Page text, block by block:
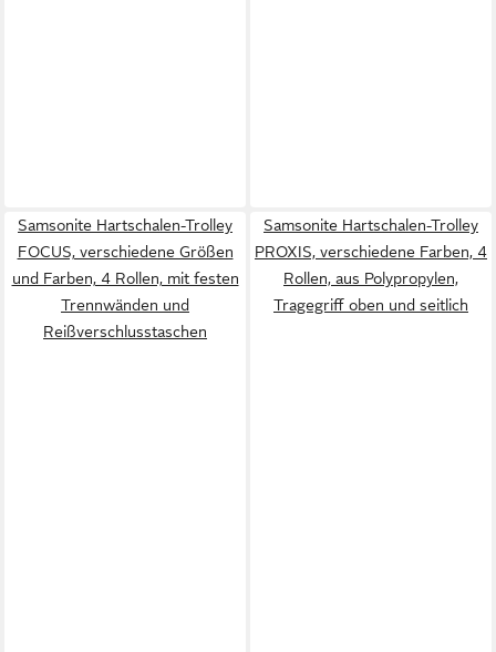
Samsonite Hartschalen-Trolley
FOCUS, verschiedene Größen
und Farben, 4 Rollen, mit festen
Trennwänden und
Reißverschlusstaschen
Samsonite Hartschalen-Trolley
PROXIS, verschiedene Farben, 4
Rollen, aus Polypropylen,
Tragegriff oben und seitlich